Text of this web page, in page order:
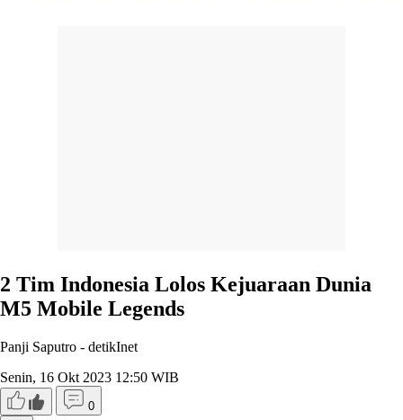
2 Tim Indonesia Lolos Kejuaraan Dunia
M5 Mobile Legends
Panji Saputro - detikInet
Senin, 16 Okt 2023 12:50 WIB
0